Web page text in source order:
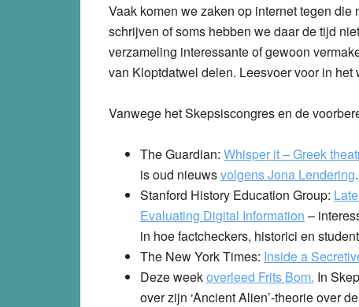
Vaak komen we zaken op internet tegen
schrijven of soms hebben we daar de tijd
verzameling interessante of gewoon
van Kloptdatwel delen. Leesvoer voor in het
Vanwege het Skepsiscongres en de
The Guardian: Whisper it – Greek
is oud nieuwsvolgens Jona Lendering.
Stanford History Education Group:
Evaluating Digital Information –
in hoe factcheckers, historici en
The New York Times: Inside a
Deze weekoverleed Frits Bom. In
over zijn ‘Ancient Alien’-theorie over